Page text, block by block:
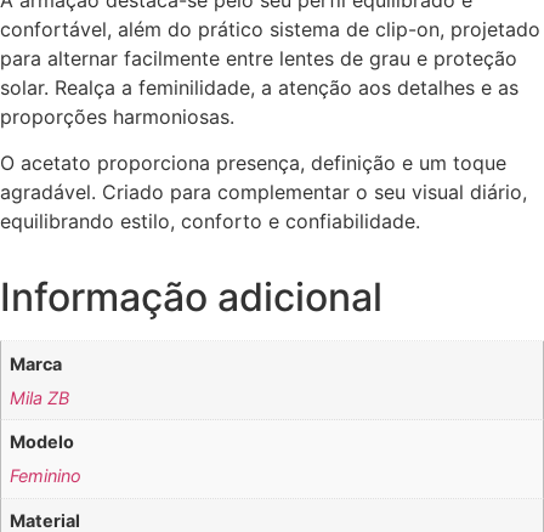
confortável, além do prático sistema de clip-on, projetado
para alternar facilmente entre lentes de grau e proteção
solar. Realça a feminilidade, a atenção aos detalhes e as
proporções harmoniosas.
O acetato proporciona presença, definição e um toque
agradável. Criado para complementar o seu visual diário,
equilibrando estilo, conforto e confiabilidade.
Informação adicional
Marca
Mila ZB
Modelo
Feminino
Material